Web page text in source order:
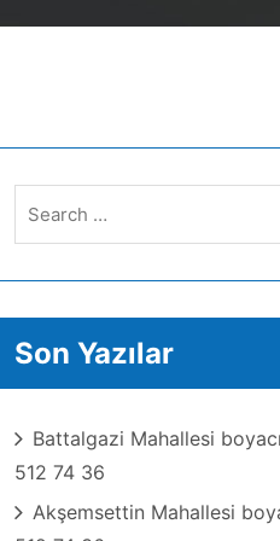
Son Yazılar
Battalgazi Mahallesi
512 74 36
Akşemsettin Mahallesi